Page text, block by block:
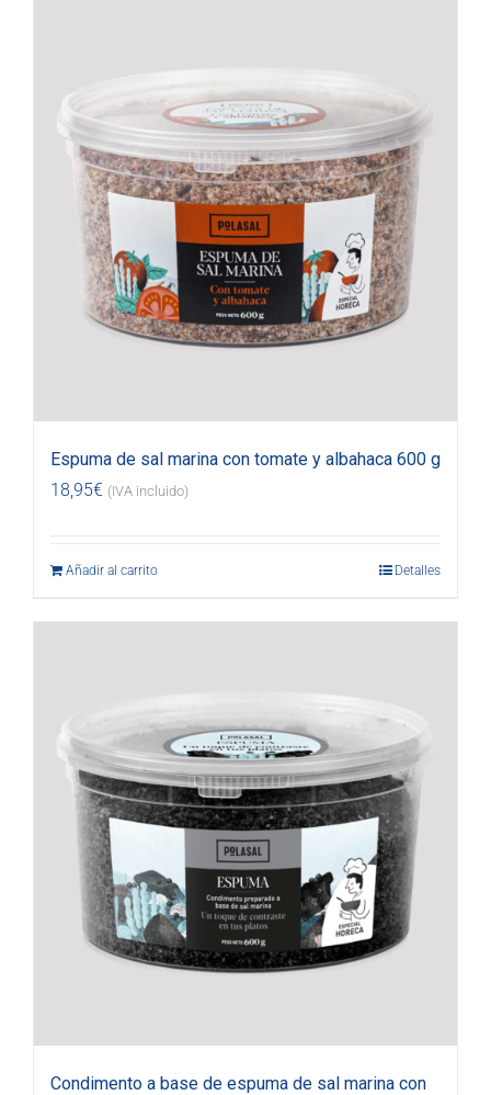
Espuma de sal marina con tomate y albahaca 600 g
18,95€ (IVA incluido)
Añadir al carrito Detalles
Condimento a base de espuma de sal marina con